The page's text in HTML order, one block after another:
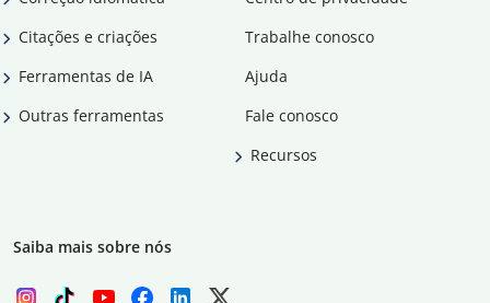
Citações e criações
Ferramentas de IA
Outras ferramentas
Trabalhe conosco
Ajuda
Fale conosco
Recursos
Saiba mais sobre nós